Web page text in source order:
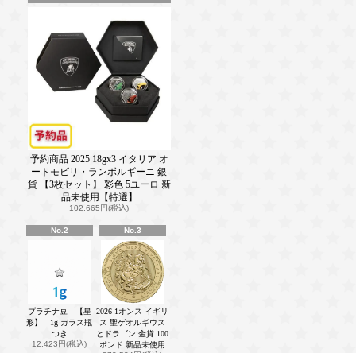
予約商品 2025 18gx3 イタリア オ
ートモビリ・ランボルギーニ 銀
貨 【3枚セット】 彩色 5ユーロ 新
品未使用【特選】
102,665円(税込)
No.2
プラチナ豆 【星
形】 1g ガラス瓶
つき
12,423円(税込)
No.3
2026 1オンス イギリ
ス 聖ゲオルギウス
とドラゴン 金貨 100
ポンド 新品未使用